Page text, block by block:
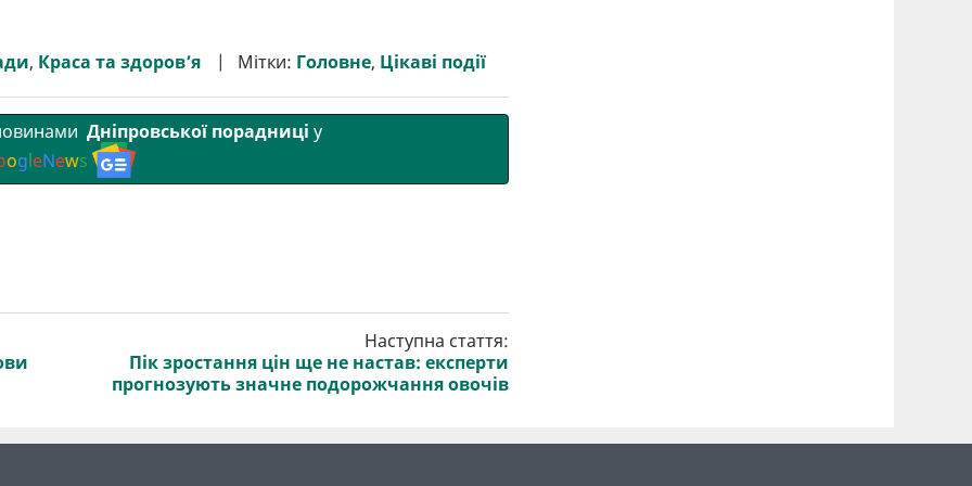
, Краса та здоров’я Мітки: Головне, Цікаві події
Дніпровської порадниці у
ogleNews
Наступна стаття:
Пік зростання цін ще не настав: експерти
прогнозують значне подорожчання овочів